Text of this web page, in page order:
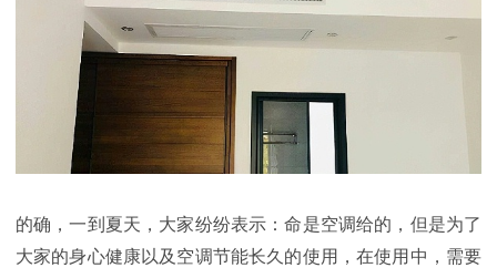
的确，一到夏天，大家纷纷表示：命是空调给的，但是为了
大家的身心健康以及空调节能长久的使用，在使用中，需要